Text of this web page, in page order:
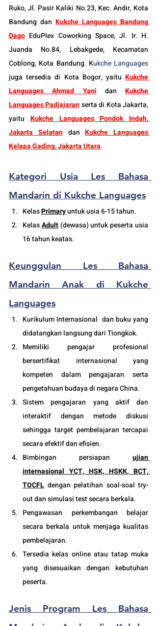
Ruko, Jl. Pasir Kaliki No.23, Kec. Andir, Kota
Bandung dan Kukche Languages Bandung
Dago EduPlex Coworking Space, Jl. Ir. H.
Juanda No.84, Lebakgede, Kecamatan
Coblong, Kota Bandung. Kukche Languages
juga tersedia di Kota Bogor, yaitu Kukche
Languages Ahmad Yani
dan Kukche
Languages Padjajaran serta di Kota Jakarta,
yaitu Kukche Languages Pondok Indah,
Jakarta Selatan dan Kukche Languages
Kelapa Gading, Jakarta Utara.
Kategori Usia Les Bahasa
Mandarin di Kukche Languages
Kelas Primary untuk usia 6-15 tahun.
Kelas Adult (dewasa) untuk peserta usia
16 tahun keatas.
Keunggulan Les Bahasa
Mandarin Anak di Kukche
Languages
Kurikulum Internasional  dan buku yang
didatangkan langsung dari Tiongkok.
Memiliki pengajar profesional
bersertifikat internasional yang
kompeten dalam pengajaran serta
pengetahuan budaya di negara China.
Sistem pengajaran yang aktif dan
interaktif dengan metode diskusi
sehingga target pembelajaran tercapai
secara efektif dan efisien.
Bimbingan persiapan ujian
internasional YCT, HSK, HSKK, BCT,
TOCFL dengan pelatihan soal-soal try-
out dan simulasi test secara berkala.
Pengawasan perkembangan belajar
secara berkala untuk menjaga kualitas
pembelajaran.
Tersedia kelas online atau tatap muka
yang disesuaikan dengan kebutuhan
peserta.
Jenis Program Les Bahasa